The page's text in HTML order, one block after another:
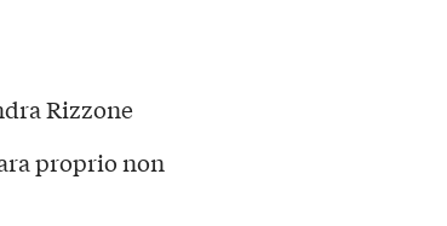
Rizzone
proprio non